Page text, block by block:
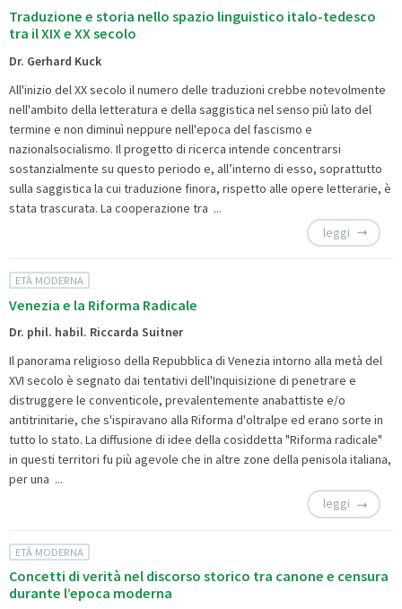
Traduzione e storia nello spazio linguistico italo-tedesco
tra il XIX e XX secolo
Dr. Gerhard Kuck
All'inizio del XX secolo il numero delle traduzioni crebbe notevolmente
nell'ambito della letteratura e della saggistica nel senso più lato del
termine e non diminuì neppure nell'epoca del fascismo e
nazionalsocialismo. Il progetto di ricerca intende concentrarsi
sostanzialmente su questo periodo e, all’interno di esso, soprattutto
sulla saggistica la cui traduzione finora, rispetto alle opere letterarie, è
stata trascurata. La cooperazione tra ...
leggi
ETÀ MODERNA
Venezia e la Riforma Radicale
Dr. phil. habil. Riccarda Suitner
Il panorama religioso della Repubblica di Venezia intorno alla metà del
XVI secolo è segnato dai tentativi dell'Inquisizione di penetrare e
distruggere le conventicole, prevalentemente anabattiste e/o
antitrinitarie, che s'ispiravano alla Riforma d'oltralpe ed erano sorte in
tutto lo stato. La diffusione di idee della cosiddetta "Riforma radicale"
in questi territori fu più agevole che in altre zone della penisola italiana,
per una ...
leggi
ETÀ MODERNA
Concetti di verità nel discorso storico tra canone e censura
durante l’epoca moderna